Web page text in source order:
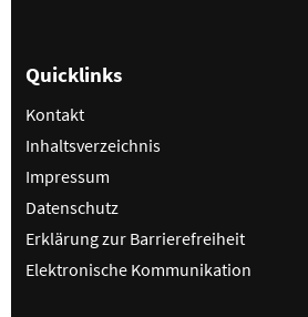
Quicklinks
Kontakt
Inhaltsverzeichnis
Impressum
Datenschutz
Erklärung zur Barrierefreiheit
Elektronische Kommunikation